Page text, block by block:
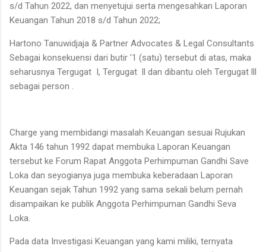
s/d Tahun 2022, dan menyetujui serta mengesahkan Laporan
Keuangan Tahun 2018 s/d Tahun 2022;
Hartono Tanuwidjaja & Partner Advocates & Legal Consultants
Sebagai konsekuensi dari butir '1 (satu) tersebut di atas, maka
seharusnya Tergugat I, Tergugat ll dan dibantu oleh Tergugat lll
sebagai person .
Charge yang membidangi masalah Keuangan sesuai Rujukan
Akta 146 tahun 1992 dapat membuka Laporan Keuangan
tersebut ke Forum Rapat Anggota Perhimpuman Gandhi Save
Loka dan seyogianya juga membuka keberadaan Laporan
Keuangan sejak Tahun 1992 yang sama sekali belum pernah
disampaikan ke publik Anggota Perhimpuman Gandhi Seva
Loka.
Pada data Investigasi Keuangan yang kami miliki, ternyata